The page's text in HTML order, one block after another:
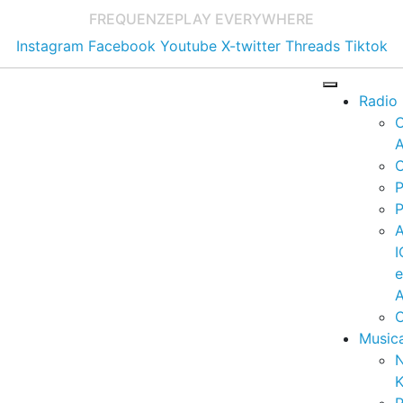
FREQUENZEPLAY EVERYWHERE
Instagram Facebook Youtube X-twitter Threads Tiktok
Radio
e